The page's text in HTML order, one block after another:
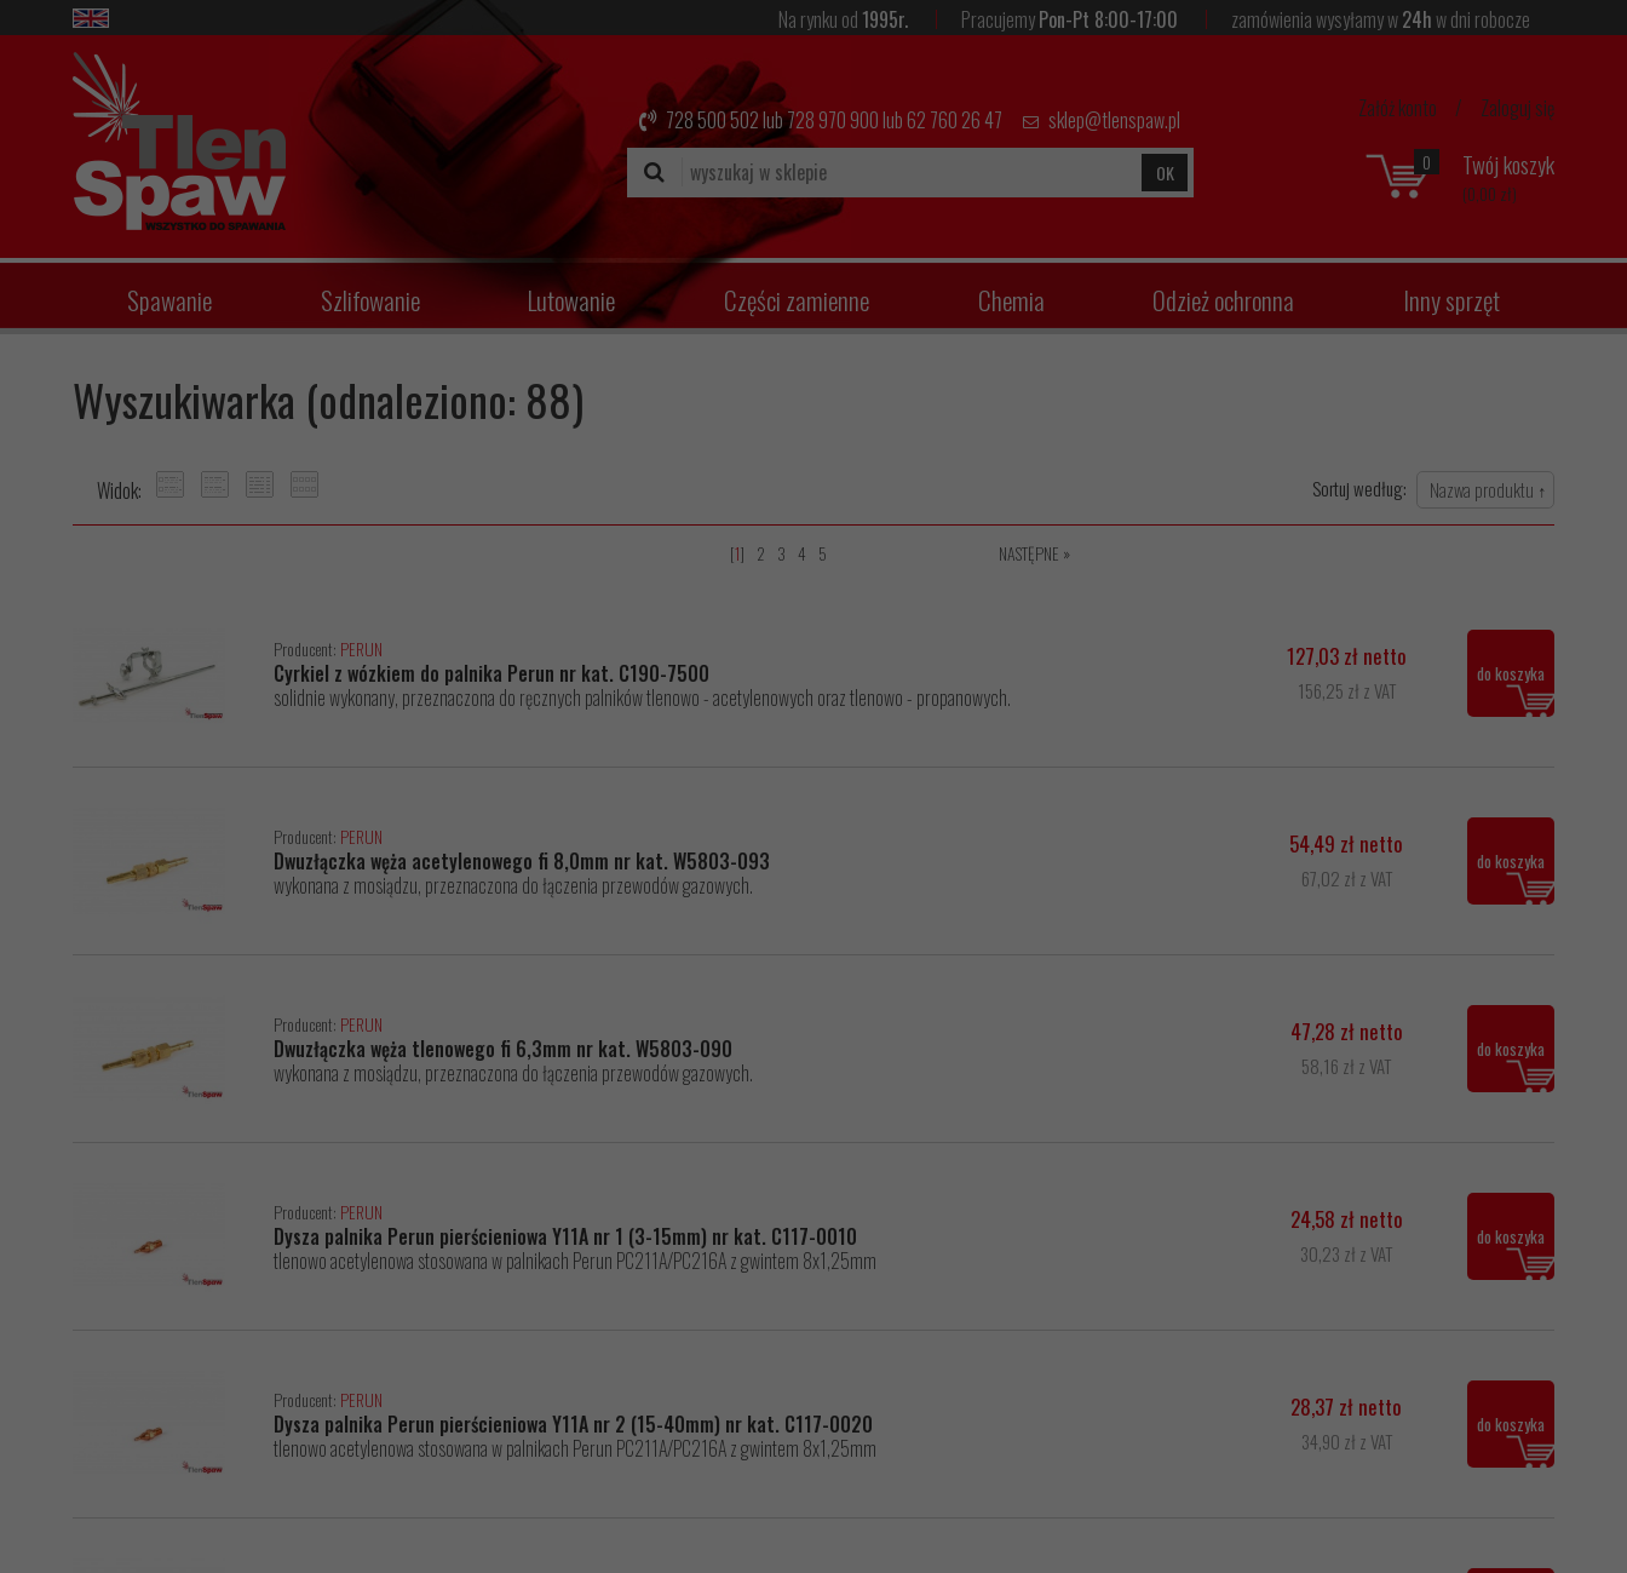
Na rynku od 1995r. PracujemyPon-Pt 8:00-17:00 zamówienia wysyłamy w24hw dni robocze
728 500 502lub728 970 900 lub 62 760 26 47 sklep@tlenspaw.pl
OK
Załóż konto / Zaloguj się
0 Twój koszyk
(0,00 zł)
Spawanie Szlifowanie Lutowanie Części zamienne Chemia Odzież ochronna Inny sprzęt
Wyszukiwarka (odnaleziono: 88)
Widok: Sortuj według:
[1] 2 3 4 5 NASTĘPNE »
Producent: PERUN
Cyrkiel z wózkiem do palnika Perun nr kat. C190-7500
solidnie wykonany, przeznaczona do ręcznych palników tlenowo - acetylenowych oraz tlenowo - propanowych.
127,03 zł netto
156,25 zł z VAT
do koszyka
Producent: PERUN
Dwuzłączka węża acetylenowego fi 8,0mm nr kat. W5803-093
wykonana z mosiądzu, przeznaczona do łączenia przewodów gazowych.
54,49 zł netto
67,02 zł z VAT
do koszyka
Producent: PERUN
Dwuzłączka węża tlenowego fi 6,3mm nr kat. W5803-090
wykonana z mosiądzu, przeznaczona do łączenia przewodów gazowych.
47,28 zł netto
58,16 zł z VAT
do koszyka
Producent: PERUN
Dysza palnika Perun pierścieniowa Y11A nr 1 (3-15mm) nr kat. C117-0010
tlenowo acetylenowa stosowana w palnikach Perun PC211A/PC216A z gwintem 8x1,25mm
24,58 zł netto
30,23 zł z VAT
do koszyka
Producent: PERUN
Dysza palnika Perun pierścieniowa Y11A nr 2 (15-40mm) nr kat. C117-0020
tlenowo acetylenowa stosowana w palnikach Perun PC211A/PC216A z gwintem 8x1,25mm
28,37 zł netto
34,90 zł z VAT
do koszyka